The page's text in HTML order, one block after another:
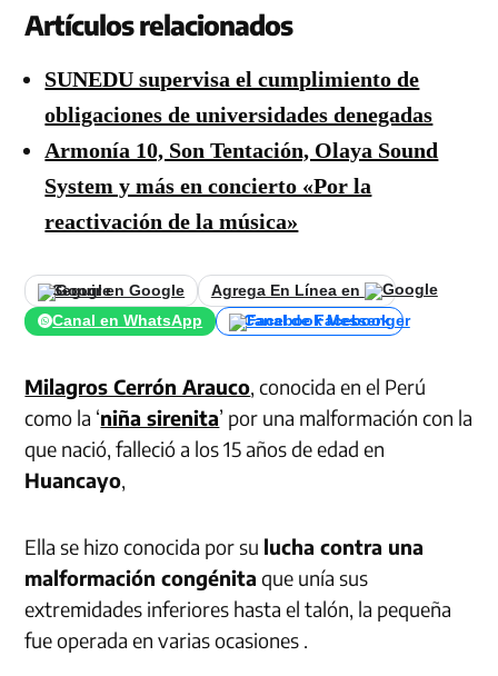
Artículos relacionados
SUNEDU supervisa el cumplimiento de
obligaciones de universidades denegadas
Armonía 10, Son Tentación, Olaya Sound
System y más en concierto «Por la
reactivación de la música»
Seguir en Google
Agrega En Línea en
Canal en WhatsApp
Canal de Facebook
Milagros Cerrón Arauco, conocida en el Perú
como la ‘niña sirenita’ por una malformación con la
que nació, falleció a los 15 años de edad en
Huancayo,
Ella se hizo conocida por su lucha contra una
malformación congénita que unía sus
extremidades inferiores hasta el talón, la pequeña
fue operada en varias ocasiones .